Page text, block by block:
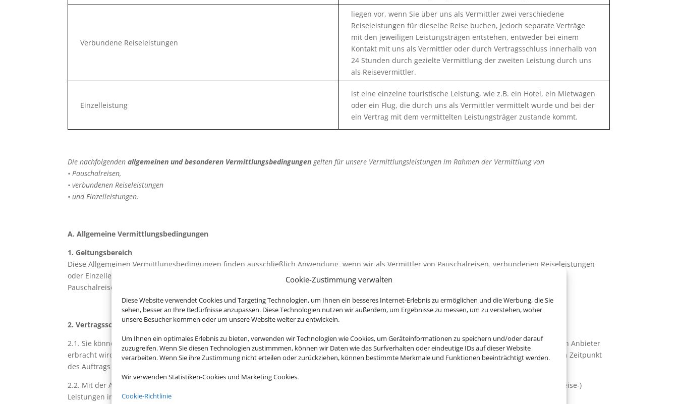
Cookie-Zustimmung verwalten
Diese Website verwendet Cookies und Targeting Technologien, um Ihnen ein besseres Internet-Erlebnis zu ermöglichen und die Werbung, die Sie
sehen, besser an Ihre Bedürfnisse anzupassen. Diese Technologien nutzen wir außerdem, um Ergebnisse zu messen, um zu verstehen, woher
unsere Besucher kommen oder um unsere Website weiter zu entwickeln.
Um Ihnen ein optimales Erlebnis zu bieten, verwenden wir Technologien wie Cookies, um Geräteinformationen zu speichern und/oder darauf
zuzugreifen. Wenn Sie diesen Technologien zustimmmen, können wir Daten wie das Surfverhalten oder eindeutige IDs auf dieser Website
verarbeiten. Wenn Sie ihre Zustimmung nicht erteilen oder zurückziehen, können bestimmte Merkmale und Funktionen beeinträchtigt werden.
Wir verwenden Statistiken-Cookies und Marketing Cookies.
Cookie-Richtlinie
Verbundene Reiseleistungen
liegen vor, wenn Sie über uns als Vermittler zwei verschiedene
Reiseleistungen für dieselbe Reise buchen, jedoch separate Verträge
mit den jeweiligen Leistungsträgen entstehen, entweder bei einem
Kontakt mit uns als Vermittler oder durch Vertragsschluss innerhalb von
24 Stunden durch gezielte Vermittlung der zweiten Leistung durch uns
als Reisevermittler.
Einzelleistung
ist eine einzelne touristische Leistung, wie z.B. ein Hotel, ein Mietwagen
oder ein Flug, die durch uns als Vermittler vermittelt wurde und bei der
ein Vertrag mit dem vermittelten Leistungsträger zustande kommt.
Die nachfolgendenallgemeinen und besonderen Vermittlungsbedingungen gelten für unsere Vermittlungsleistungen im Rahmen der Vermittlung von
• Pauschalreisen,
• verbundenen Reiseleistungen
• und Einzelleistungen.
A. Allgemeine Vermittlungsbedingungen
1. Geltungsbereich
Diese Allgemeinen Vermittlungsbedingungen finden ausschließlich Anwendung, wenn wir als Vermittler von Pauschalreisen, verbundenen Reiseleistungen
oder Einzelleistungen auftreten. Unsere vertragliche Verpflichtung beschränkt sich dann auf die Vermittlung der angebotenen und vorhandenen
Pauschalreisen, verbundenen Reiseleistungen oder Einzelleistungen gemäß diesen Vermittlungsbedingungen und den gesetzlichen Vorschriften.
2. Vertragsschluss und gesetzliche Vorschriften
2.1. Sie können uns damit beauftragen, Ihnen eine Pauschalreise, verbundenen Reiseleistungen oder sonstige Einzelleistung, die von einem dritten Anbieter
erbracht wird, zu vermitteln. An Ihren erteilten Vermittlungsauftrag sind Sie gebunden. Um uns einen solchen Auftrag zu erteilen, müssen Sie zum Zeitpunkt
des Auftrags mindestens 18 Jahre alt sein.
2.2. Mit der Annahme Ihres Vermittlungsauftrags durch uns als Vermittler kommt zwischen Ihnen und uns ein Vertrag über die Vermittlung von (Reise-)
Leistungen in Gestalt einer Pauschalreise, verbundenen Reiseleistung oder Einzelleistung zustande.